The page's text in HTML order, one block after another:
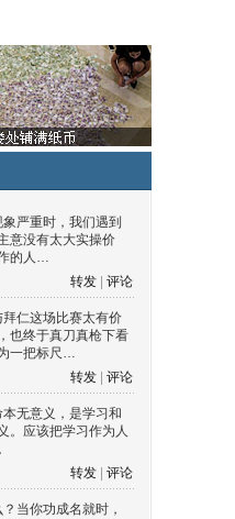
严重时，我们遇到
意没有太大实操价
的人…
转发
评论
拜仁这场比赛太有价
也终于真刀真枪下看
一把标尺…
转发
评论
本无意义，是学习和
。应该把学习作为人
转发
评论
当你功成名就时，